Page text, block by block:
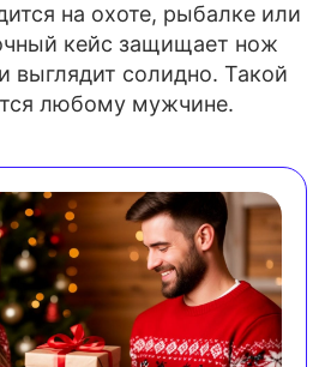
на охоте, рыбалке или
кейс защищает нож
выглядит солидно. Такой
любому мужчине.